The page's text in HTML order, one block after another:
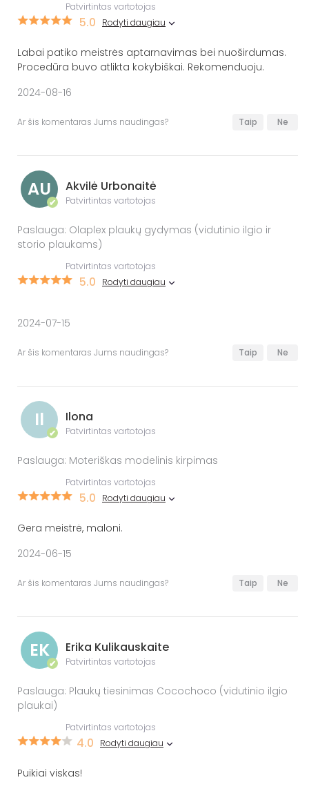
Patvirtintas vartotojas
5.0 Rodyti daugiau
Labai patiko meistrės aptarnavimas bei nuoširdumas.
Procedūra buvo atlikta kokybiškai. Rekomenduoju.
2024-08-16
Ar šis komentaras Jums naudingas? Taip Ne
AU
✔
Akvilė Urbonaitė
Patvirtintas vartotojas
Paslauga: Olaplex plaukų gydymas (vidutinio ilgio ir
storio plaukams)
Patvirtintas vartotojas
5.0 Rodyti daugiau
2024-07-15
Ar šis komentaras Jums naudingas? Taip Ne
Il
✔
Ilona
Patvirtintas vartotojas
Paslauga: Moteriškas modelinis kirpimas
Patvirtintas vartotojas
5.0 Rodyti daugiau
Gera meistrė, maloni.
2024-06-15
Ar šis komentaras Jums naudingas? Taip Ne
EK
✔
Erika Kulikauskaite
Patvirtintas vartotojas
Paslauga: Plaukų tiesinimas Cocochoco (vidutinio ilgio
plaukai)
Patvirtintas vartotojas
4.0 Rodyti daugiau
Puikiai viskas!